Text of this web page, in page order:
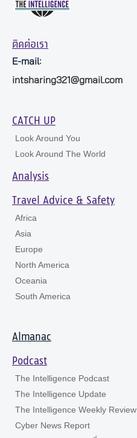
ติดต่อเรา
E-mail:
intsharing321@gmail.com
CATCH UP
Look Around You
Look Around The World
Analysis
Travel Advice & Safety
Africa
Asia
Europe
North America
Oceania
South America
Almanac
Podcast
The Intelligence Podcast
The Intelligence Update
The Intelligence Weekly Review
Cyber News Report